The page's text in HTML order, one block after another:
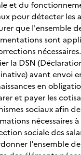
et du
pour détecter les
que l'ensemble
sont
nécessaires.
la DSN
avant envoi
en
et payer les
sociaux afin
nécessaires
sociale des
l'ensemble